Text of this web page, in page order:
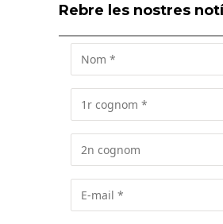
Rebre les nostres